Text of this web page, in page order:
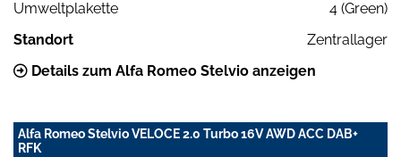
Umweltplakette
4 (Green)
Standort
Zentrallager
Details zum Alfa Romeo Stelvio anzeigen
Alfa Romeo Stelvio VELOCE 2.0 Turbo 16V AWD ACC DAB+
RFK